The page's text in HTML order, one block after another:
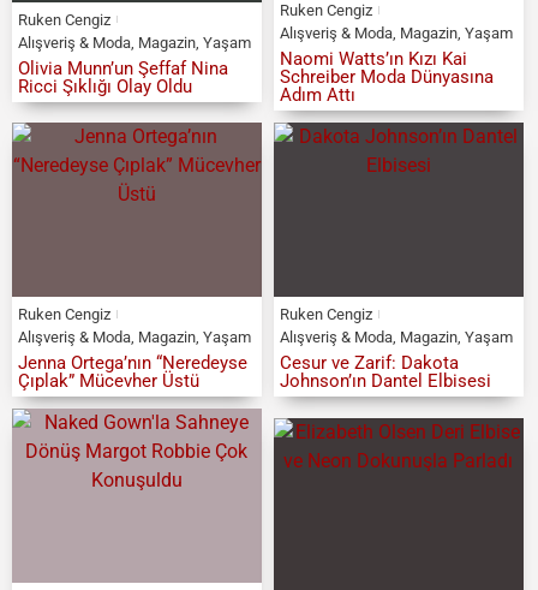
Ruken Cengiz
Alışveriş & Moda Magazin Yaşam
Olivia Munn’un Şeffaf Nina
Ricci Şıklığı Olay Oldu
Ruken Cengiz
Alışveriş & Moda, Magazin, Yaşam
Naomi Watts’ın Kızı Kai
Schreiber Moda Dünyasına
Adım Attı
Ruken Cengiz
Alışveriş & Moda, Magazin, Yaşam
Jenna Ortega’nın “Neredeyse
Çıplak” Mücevher Üstü
Ruken Cengiz
Alışveriş & Moda, Magazin, Yaşam
Cesur ve Zarif: Dakota
Johnson’ın Dantel Elbisesi